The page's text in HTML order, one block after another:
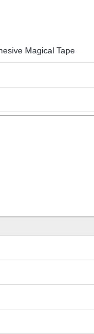
Magical Tape